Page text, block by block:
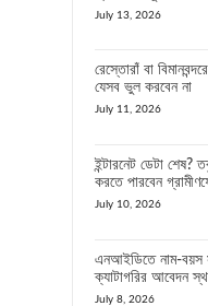
July 13, 2026
রেস্তোরাঁ বা
যেসব ভুল করবেন না
July 11, 2026
ইন্টারনেট ডেটা শেষ?
করতে পারবেন
July 10, 2026
এনআইডিতে নাম-বয়স
ক্যাটাগরির আবেদন
July 8, 2026